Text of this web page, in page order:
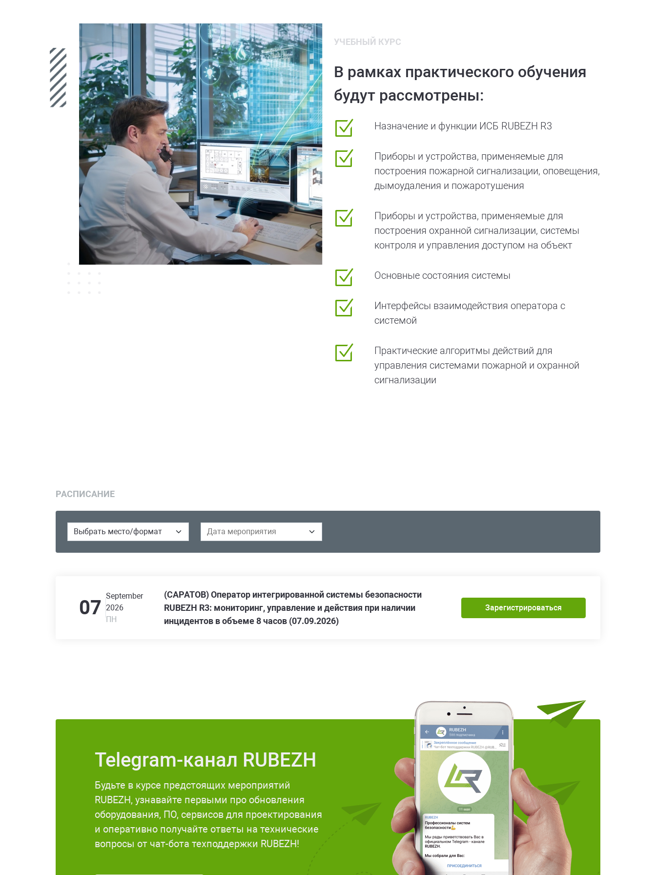
УЧЕБНЫЙ КУРС
В рамках практического обучения
будут рассмотрены:
Назначение и функции ИСБ RUBEZH R3
Приборы и устройства, применяемые для
построения пожарной сигнализации, оповещения,
дымоудаления и пожаротушения
Приборы и устройства, применяемые для
построения охранной сигнализации, системы
контроля и управления доступом на объект
Основные состояния системы
Интерфейсы взаимодействия оператора с
системой
Практические алгоритмы действий для
управления системами пожарной и охранной
сигнализации
РАСПИСАНИЕ
07
September
2026
ПН
(САРАТОВ) Оператор интегрированной системы безопасности
RUBEZH R3: мониторинг, управление и действия при наличии
инцидентов в объеме 8 часов (07.09.2026)
Зарегистрироваться
Telegram-канал RUBEZH
Будьте в курсе предстоящих мероприятий
RUBEZH, узнавайте первыми про обновления
оборудования, ПО, сервисов для проектирования
и оперативно получайте ответы на технические
вопросы от чат-бота техподдержки RUBEZH!